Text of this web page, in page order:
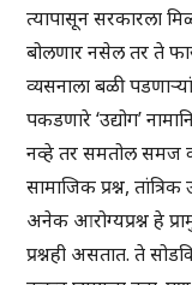
त्यापासून सरकारला
बोलणार नसेल तर ते
व्यसनाला बळी
पकडणारे ‘उद्योग’
नव्हे तर समतोल समज
सामाजिक प्रश्न, तांत्रिक
अनेक आरोग्यप्रश्न हे
प्रश्नही असतात. ते